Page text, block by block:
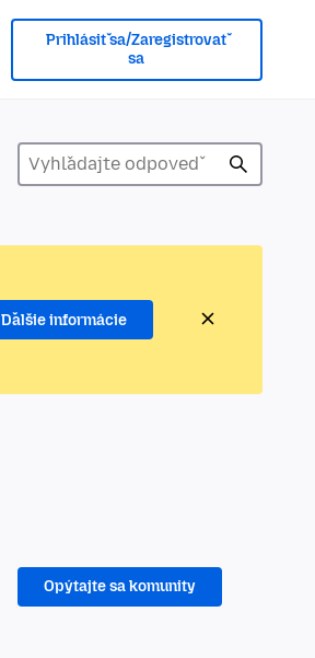
Prihlásiť sa/Zaregistrovať
sa
Ďalšie informácie
Opýtajte sa komunity